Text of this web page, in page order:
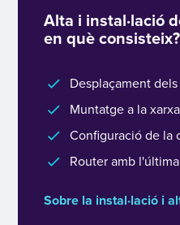
Alta i instal·lació
en què consisteix?
Desplaçament
Muntatge a la
Configuració de la
Router amb
Sobre la instal·lació i